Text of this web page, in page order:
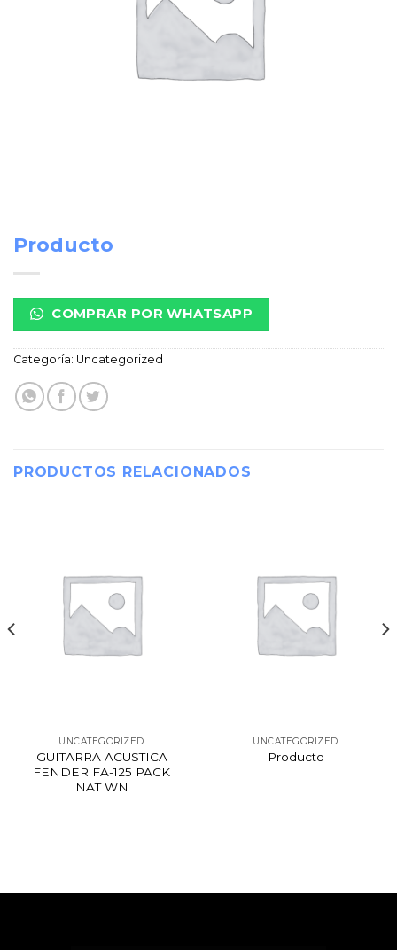
Producto
COMPRAR POR WHATSAPP
Categoría: Uncategorized
PRODUCTOS RELACIONADOS
UNCATEGORIZED
GUITARRA ACUSTICA
FENDER FA-125 PACK
NAT WN
UNCATEGORIZED
Producto